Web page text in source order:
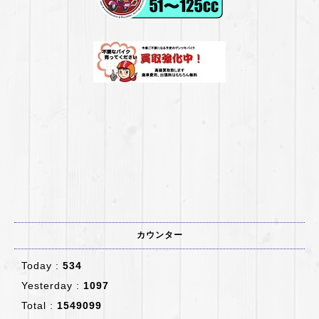
カウンター
Today : 534
Yesterday : 1097
Total : 1549099